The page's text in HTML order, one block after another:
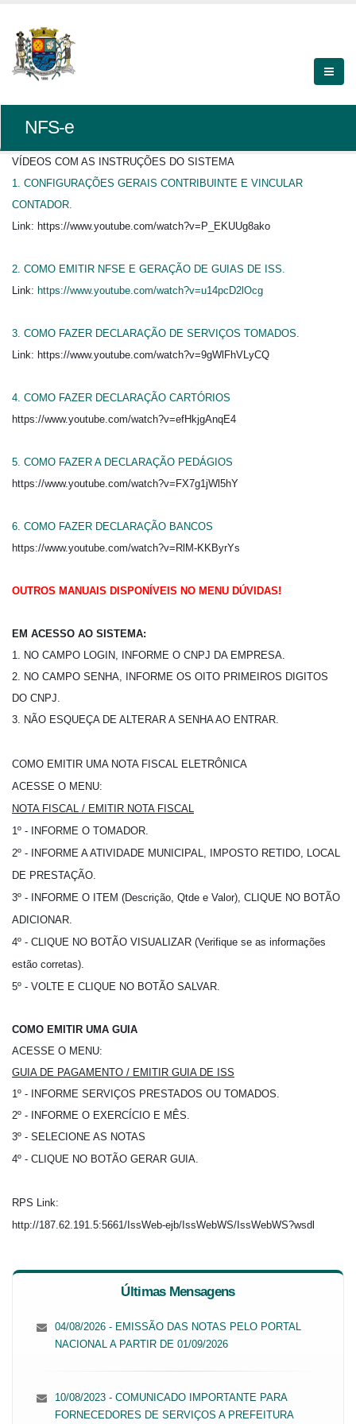
NFS-e
VÍDEOS COM AS INSTRUÇÕES DO SISTEMA
1. CONFIGURAÇÕES GERAIS CONTRIBUINTE E VINCULAR
CONTADOR.
Link: https://www.youtube.com/watch?v=P_EKUUg8ako
2. COMO EMITIR NFSE E GERAÇÃO DE GUIAS DE ISS.
Link: https://www.youtube.com/watch?v=u14pcD2lOcg
3. COMO FAZER DECLARAÇÃO DE SERVIÇOS TOMADOS.
Link: https://www.youtube.com/watch?v=9gWlFhVLyCQ
4. COMO FAZER DECLARAÇÃO CARTÓRIOS
https://www.youtube.com/watch?v=efHkjgAnqE4
5. COMO FAZER A DECLARAÇÃO PEDÁGIOS
https://www.youtube.com/watch?v=FX7g1jWl5hY
6. COMO FAZER DECLARAÇÃO BANCOS
https://www.youtube.com/watch?v=RlM-KKByrYs
OUTROS MANUAIS DISPONÍVEIS NO MENU DÚVIDAS!
EM ACESSO AO SISTEMA:
1. NO CAMPO LOGIN, INFORME O CNPJ DA EMPRESA.
2. NO CAMPO SENHA, INFORME OS OITO PRIMEIROS DIGITOS
DO CNPJ.
3. NÃO ESQUEÇA DE ALTERAR A SENHA AO ENTRAR.
COMO EMITIR UMA NOTA FISCAL ELETRÔNICA
ACESSE O MENU:
NOTA FISCAL / EMITIR NOTA FISCAL
1º - INFORME O TOMADOR.
2º - INFORME A ATIVIDADE MUNICIPAL, IMPOSTO RETIDO, LOCAL
DE PRESTAÇÃO.
3º - INFORME O ITEM (Descrição, Qtde e Valor), CLIQUE NO BOTÃO
ADICIONAR.
4º - CLIQUE NO BOTÃO VISUALIZAR (Verifique se as informações
estão corretas).
5º - VOLTE E CLIQUE NO BOTÃO SALVAR.
COMO EMITIR UMA GUIA
ACESSE O MENU:
GUIA DE PAGAMENTO / EMITIR GUIA DE ISS
1º - INFORME SERVIÇOS PRESTADOS OU TOMADOS.
2º - INFORME O EXERCÍCIO E MÊS.
3º - SELECIONE AS NOTAS
4º - CLIQUE NO BOTÃO GERAR GUIA.
RPS Link:
http://187.62.191.5:5661/IssWeb-ejb/IssWebWS/IssWebWS?wsdl
Últimas Mensagens
04/08/2026 - EMISSÃO DAS NOTAS PELO PORTAL
NACIONAL A PARTIR DE 01/09/2026
10/08/2023 - COMUNICADO IMPORTANTE PARA
FORNECEDORES DE SERVIÇOS A PREFEITURA